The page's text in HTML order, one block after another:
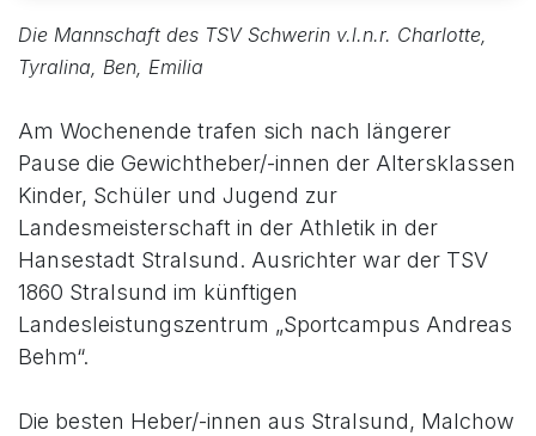
Die Mannschaft des TSV Schwerin v.l.n.r. Charlotte,
Tyralina, Ben, Emilia
Am Wochenende trafen sich nach längerer
Pause die Gewichtheber/-innen der Altersklassen
Kinder, Schüler und Jugend zur
Landesmeisterschaft in der Athletik in der
Hansestadt Stralsund. Ausrichter war der TSV
1860 Stralsund im künftigen
Landesleistungszentrum „Sportcampus Andreas
Behm“.
Die besten Heber/-innen aus Stralsund, Malchow